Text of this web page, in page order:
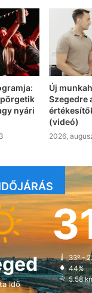
nyári
Új
Szegedre
(videó)
2026,
idő
33º -
44%
5.58